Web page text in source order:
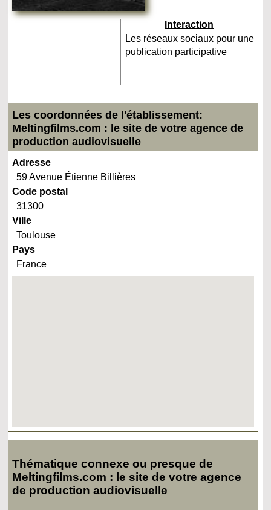
Interaction
Les réseaux sociaux pour une
publication participative
Les coordonnées de l'établissement:
Meltingfilms.com : le site de votre agence de
production audiovisuelle
Adresse
59 Avenue Étienne Billières
Code postal
31300
Ville
Toulouse
Pays
France
Thématique connexe ou presque de
Meltingfilms.com : le site de votre agence
de production audiovisuelle